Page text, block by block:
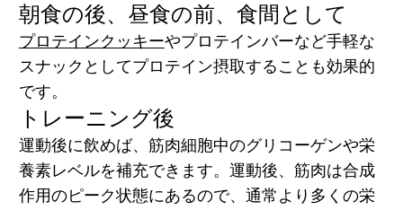
朝食の後、昼食の前、食間として
プロテインクッキーやプロテインバーなど手軽な
スナックとしてプロテイン摂取することも効果的
です。
トレーニング後
運動後に飲めば、筋肉細胞中のグリコーゲンや栄
養素レベルを補充できます。運動後、筋肉は合成
作用のピーク状態にあるので、通常より多くの栄